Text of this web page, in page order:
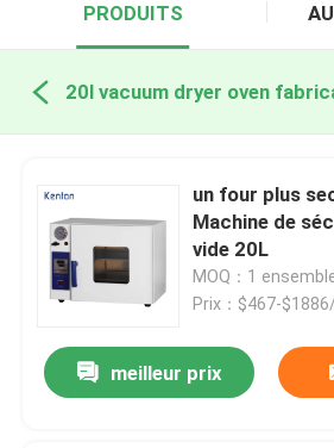
PRODUITS
20l vacuum dryer oven
un four plus
Machine de
vide 20L
MOQ：1
Prix：$467-
meilleur prix